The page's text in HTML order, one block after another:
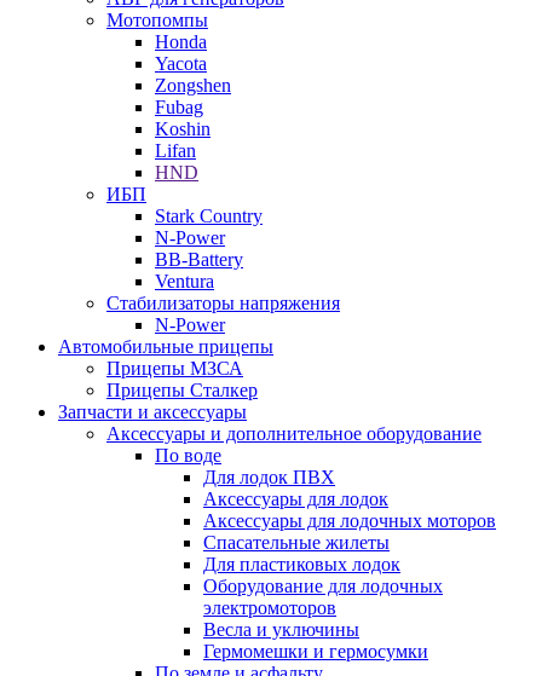
Мотопомпы
Honda
Yacota
Zongshen
Fubag
Koshin
Lifan
HND
ИБП
Stark Country
N-Power
BB-Battery
Ventura
Стабилизаторы напряжения
N-Power
Автомобильные прицепы
Прицепы МЗСА
Прицепы Сталкер
Запчасти и аксессуары
Аксессуары и дополнительное оборудование
По воде
Для лодок ПВХ
Аксессуары для лодок
Аксессуары для лодочных моторов
Спасательные жилеты
Для пластиковых лодок
Оборудование для лодочных
электромоторов
Весла и уключины
Гермомешки и гермосумки